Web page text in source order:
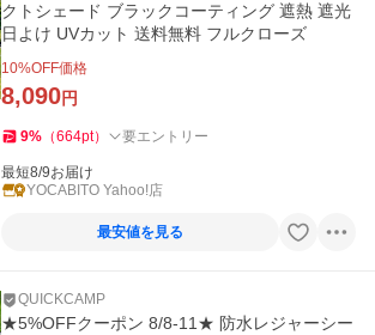
クトシェード ブラックコーティング 遮熱 遮光
日よけ UVカット 送料無料 フルクローズ
10%OFF価格
8,090円
9% （664pt） 要エントリー
最短8/9お届け
YOCABITO Yahoo!店
最安値を見る
QUICKCAMP
★5%OFFクーポン 8/8-11★ 防水レジャーシー